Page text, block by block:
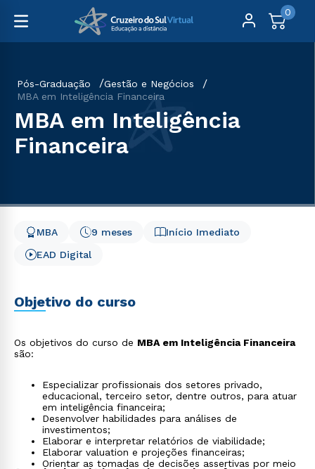
0
Pós-Graduação
Gestão e Negócios
MBA em Inteligência Financeira
MBA em Inteligência
Financeira
Início Imediato
9 meses
MBA
EAD Digital
Objetivo do curso
Os objetivos do curso de MBA em Inteligência Financeira
são:
Especializar profissionais dos setores privado,
educacional, terceiro setor, dentre outros, para atuar
em inteligência financeira;
Desenvolver habilidades para análises de
investimentos;
Elaborar e interpretar relatórios de viabilidade;
Elaborar valuation e projeções financeiras;
Orientar as tomadas de decisões assertivas por meio